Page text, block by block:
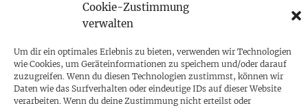
Cookie-Zustimmung
verwalten
Um dir ein optimales Erlebnis zu bieten, verwenden wir Technologien
wie Cookies, um Geräteinformationen zu speichern und/oder darauf
zuzugreifen. Wenn du diesen Technologien zustimmst, können wir
Daten wie das Surfverhalten oder eindeutige IDs auf dieser Website
verarbeiten. Wenn du deine Zustimmung nicht erteilst oder
PRINTAUSGABE
Mediadaten
PROKOMPAKT
Impressum